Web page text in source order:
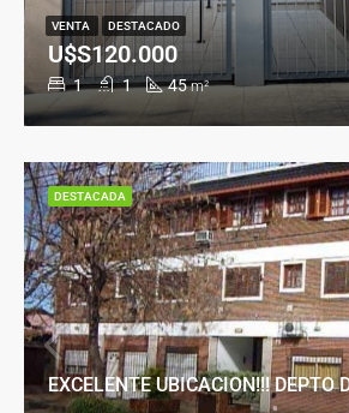
1 1 45 m²
U$S120.000
VENTA DESTACADO
DESTACADA